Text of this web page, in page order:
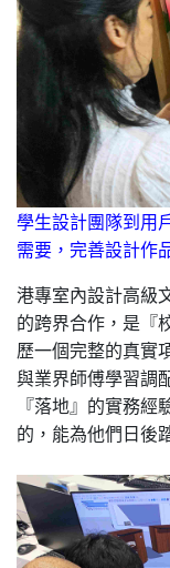
學生設計團隊到用
需要，完善設計作
港專室內設計高級
的跨界合作，是『
歷一個完整的真實
與業界師傅學習調
『落地』的實務
的，能為他們日後